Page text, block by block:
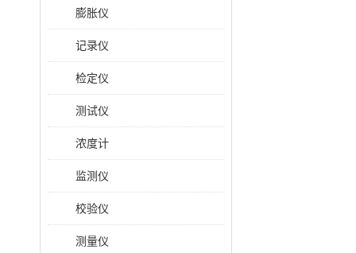
膨胀仪
记录仪
检定仪
测试仪
浓度计
监测仪
校验仪
测量仪